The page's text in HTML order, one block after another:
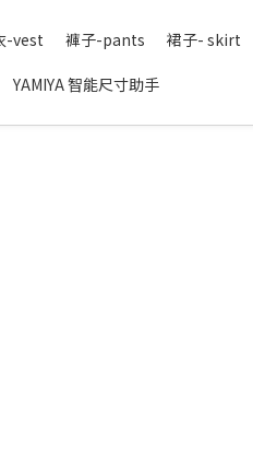
-vest 褲子-pants 裙子- skirt
YAMIYA 智能尺寸助手